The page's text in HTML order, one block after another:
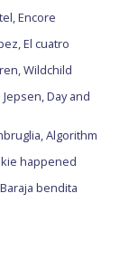
Encore
El cuatro
Wildchild
Jepsen, Day and
Algorithm
happened
bendita